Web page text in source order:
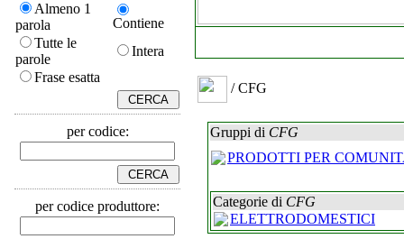
Almeno 1
parola
Contiene
Tutte le
parole
Intera
Frase esatta
per codice:
per codice produttore:
/ CFG
Gruppi di CFG
PRODOTTI PER
Categorie di CFG
ELETTRODOMESTICI